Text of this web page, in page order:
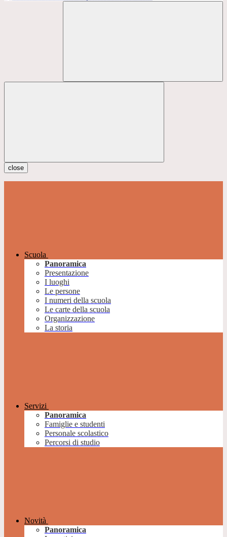
close
Scuola
Panoramica
Presentazione
I luoghi
Le persone
I numeri della scuola
Le carte della scuola
Organizzazione
La storia
Servizi
Panoramica
Famiglie e studenti
Personale scolastico
Percorsi di studio
Novità
Panoramica